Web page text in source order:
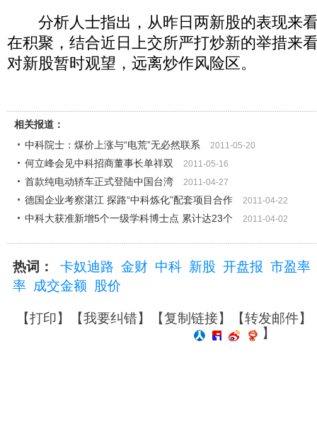
分析人士指出，从昨日两新股的表现来
在积聚，结合近日上交所严打炒新的举措来
对新股暂时观望，远离炒作风险区。
相关报道：
中科院士：煤价上涨与“电荒”无必然联系
2011-05-20
何立峰会见中科招商董事长单祥双 2011-05-16
首款纯电动轿车正式登陆中国台湾 2011-04-27
德国企业考察湛江 探路“中科炼化”配套项目合作 2011-04-22
中科大获准新增5个一级学科博士点 累计达23个 2011-04-02
热词： 卡奴迪路 金财 中科 新股 开盘报 市盈率
率 成交金额 股价
【打印】【我要纠错】【复制链接】【转发邮件】
】